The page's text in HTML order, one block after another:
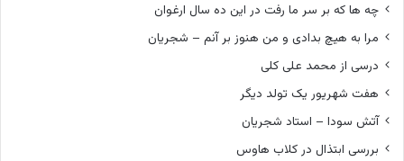
چه ها که بر سر ما رفت در این ده سال ارغوان
مرا به هیچ بدادی و من هنوز بر آنم – شجریان
درسی از محمد علی کلی
هفت شهریور یک تولد دیگر
آتش سودا – استاد شجریان
بررسی ابتذال در کلاب هاوس